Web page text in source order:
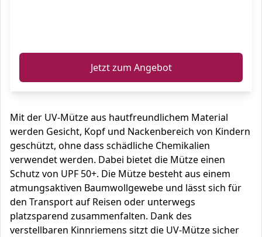
Jetzt zum Angebot
Mit der UV-Mütze aus hautfreundlichem Material
werden Gesicht, Kopf und Nackenbereich von Kindern
geschützt, ohne dass schädliche Chemikalien
verwendet werden. Dabei bietet die Mütze einen
Schutz von UPF 50+. Die Mütze besteht aus einem
atmungsaktiven Baumwollgewebe und lässt sich für
den Transport auf Reisen oder unterwegs
platzsparend zusammenfalten. Dank des
verstellbaren Kinnriemens sitzt die UV-Mütze sicher